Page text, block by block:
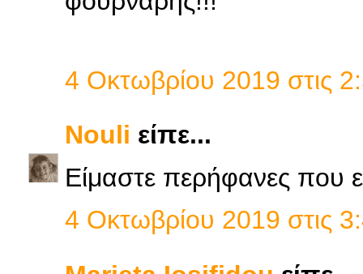
4 Οκτωβρίου 2019 στις
Nouli είπε...
Είμαστε περήφανες που
4 Οκτωβρίου 2019 στις